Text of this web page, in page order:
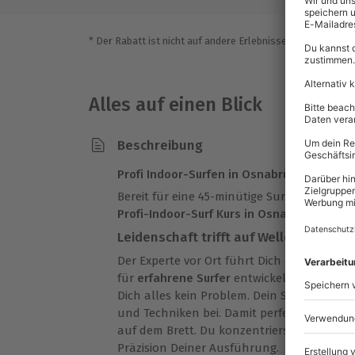
* Der Rabatt ist nicht auf andere Erlebnisse bei der
Alles auf einen Blick
Beschreibung
Profi Indoor-Surfen in Osnabrück
Bereit für eine 45-minütige Surf-Session
Profi-Indoor-Surf Kurs in Osnabrück
Leidenschaft trifft auf Wellen
Der Experte vor Ort führt Dich durch den
für erfahrene Surfer entwickelt wurde.
Dich alles kein Problem. Dein Surflehrer
und Techniken bei. Damit perfektionierst
auf dem Brett. Du konzentrierst Dich voll
Präzision Deiner Ausführung.